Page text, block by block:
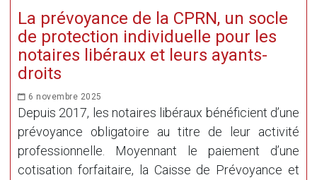
La prévoyance de la CPRN, un socle
de protection individuelle pour les
notaires libéraux et leurs ayants-
droits
6 novembre 2025
Depuis 2017, les notaires libéraux bénéficient d’une
prévoyance obligatoire au titre de leur activité
professionnelle. Moyennant le paiement d’une
cotisation forfaitaire, la Caisse de Prévoyance et